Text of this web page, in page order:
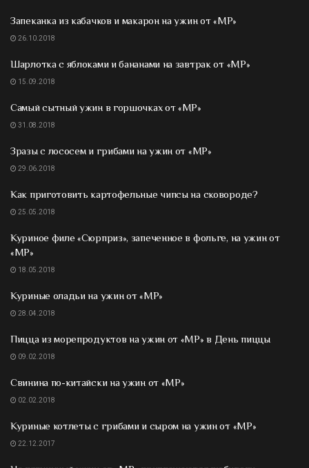
Запеканка из кабачков и макарон на ужин от «МР»
26.10.2018
Шарлотка с яблоками и бананами на завтрак от «МР»
15.09.2018
Самый сытный ужин в горшочках от «МР»
31.08.2018
Зразы с лососем и грибами на ужин от «МР»
29.06.2018
Как приготовить картофельные чипсы на сковороде?
25.05.2018
Куриное филе «Сюрприз», запеченное в фольге, на ужин от
«МР»
18.05.2018
Куриные оладьи на ужин от «МР»
28.04.2018
Пицца из морепродуктов на ужин от «МР» в День пиццы
09.02.2018
Свинина по-китайски на ужин от «МР»
02.02.2018
Куриные котлеты с грибами и сыром на ужин от «МР»
22.12.2017